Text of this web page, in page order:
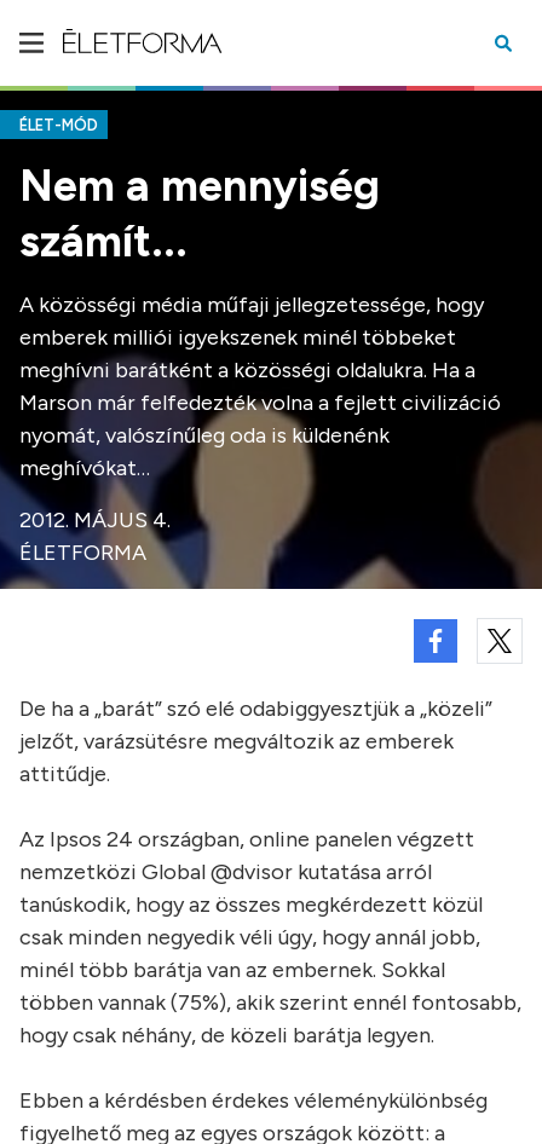
ÉLET-MÓD
Nem a mennyiség
számít...
A közösségi média műfaji jellegzetessége, hogy
emberek milliói igyekszenek minél többeket
meghívni barátként a közösségi oldalukra. Ha a
Marson már felfedezték volna a fejlett civilizáció
nyomát, valószínűleg oda is küldenénk
meghívókat…
2012. MÁJUS 4.
ÉLETFORMA
De ha a „barát” szó elé odabiggyesztjük a „közeli”
jelzőt, varázsütésre megváltozik az emberek
attitűdje.
Az Ipsos 24 országban, online panelen végzett
nemzetközi Global @dvisor kutatása arról
tanúskodik, hogy az összes megkérdezett közül
csak minden negyedik véli úgy, hogy annál jobb,
minél több barátja van az embernek. Sokkal
többen vannak (75%), akik szerint ennél fontosabb,
hogy csak néhány, de közeli barátja legyen.
Ebben a kérdésben érdekes véleménykülönbség
figyelhető meg az egyes országok között: a